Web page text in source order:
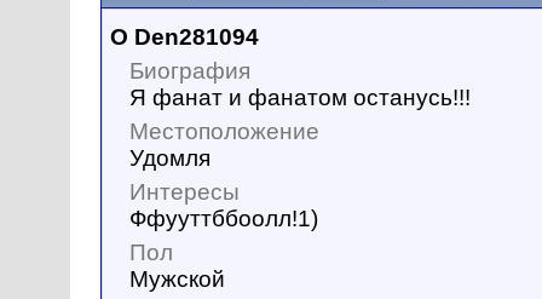
О Den281094
Биография
Я фанат и фанатом останусь!!!
Местоположение
Удомля
Интересы
Ффууттббоолл!1)
Пол
Мужской